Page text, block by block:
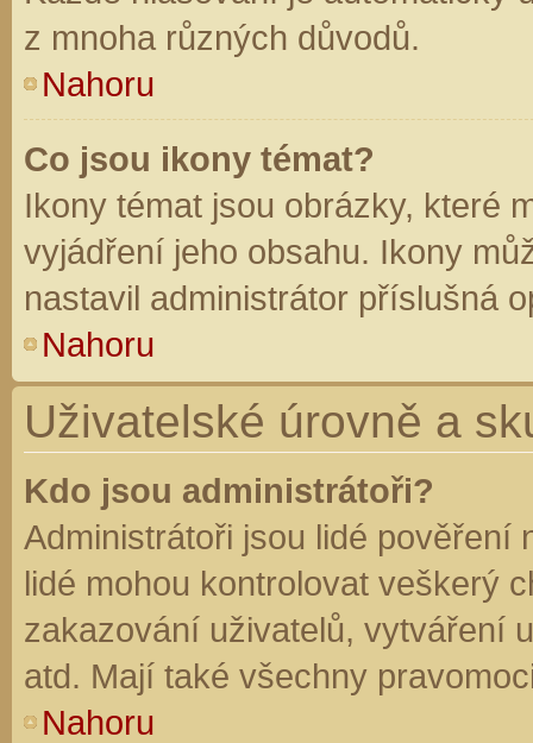
z mnoha různých důvodů.
Nahoru
Co jsou ikony témat?
Ikony témat jsou obrázky, které
vyjádření jeho obsahu. Ikony
nastavil administrátor příslušná
Nahoru
Uživatelské úrovně a
Kdo jsou administrátoři?
Administrátoři jsou lidé pověření
lidé mohou kontrolovat veškerý
zakazování uživatelů, vytváření
atd. Mají také všechny
Nahoru